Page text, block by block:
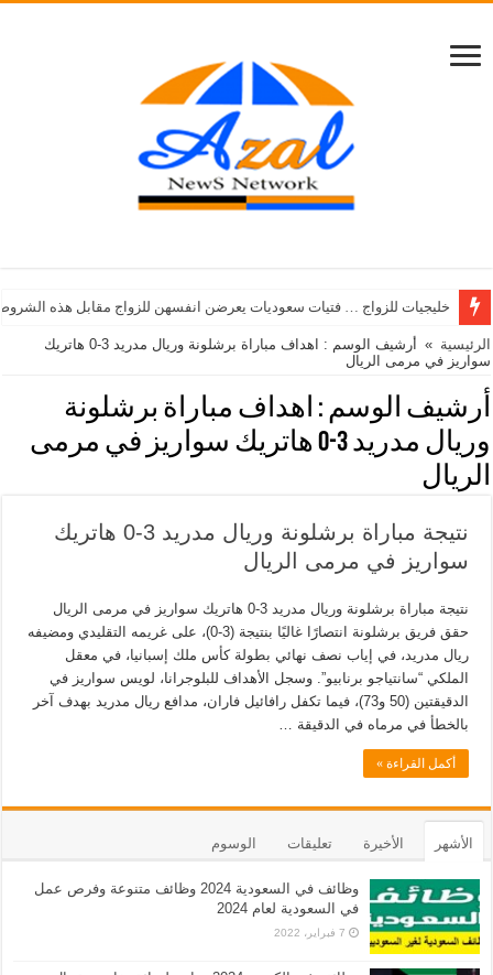
خليجيات للزواج … فتيات سعوديات يعرضن انفسهن للزواج مقابل هذه
الرئيسية »
أرشيف الوسم : اهداف مباراة برشلونة وريال مدريد 3-0 هاتريك
سواريز في مرمى الريال
أرشيف الوسم : اهداف مباراة برشلونة
وريال مدريد 3-0 هاتريك سواريز في مرمى
الريال
نتيجة مباراة برشلونة وريال مدريد 3-0 هاتريك
سواريز في مرمى الريال
نتيجة مباراة برشلونة وريال مدريد 3-0 هاتريك سواريز في مرمى الريال
حقق فريق برشلونة انتصارًا غاليًا بنتيجة (3-0)، على غريمه التقليدي ومضيفه
ريال مدريد، في إياب نصف نهائي بطولة كأس ملك إسبانيا، في معقل
الملكي “سانتياجو برنابيو”. وسجل الأهداف للبلوجرانا، لويس سواريز في
الدقيقتين (50 و73)، فيما تكفل رافائيل فاران، مدافع ريال مدريد بهدف آخر
بالخطأ في مرماه في الدقيقة …
أكمل القراءة »
الأشهر الأخيرة تعليقات الوسوم
وظائف في السعودية 2024 وظائف متنوعة وفرص عمل
في السعودية لعام 2024
7 فبراير، 2022